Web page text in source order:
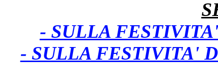
- SULLA
- SULLA FESTIVITA'